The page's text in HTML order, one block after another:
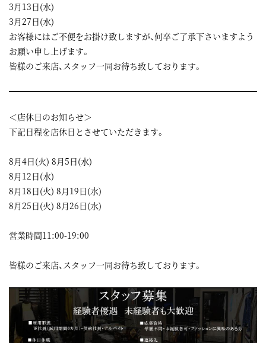
3月13日(水)
3月27日(水)
お客様にはご不便をお掛け致しますが、何卒ご了承下さいますよう
お願い申し上げます。
皆様のご来店、スタッフ一同お待ち致しております。
＜店休日のお知らせ＞
下記日程を店休日とさせていただきます。
8月4日(火) 8月5日(水)
8月12日(水)
8月18日(火) 8月19日(水)
8月25日(火) 8月26日(水)
営業時間11:00-19:00
皆様のご来店、スタッフ一同お待ち致しております。